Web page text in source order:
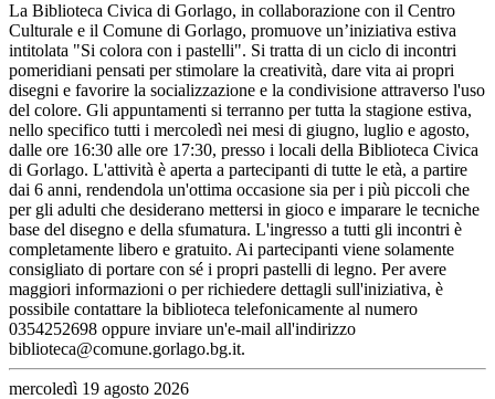
La Biblioteca Civica di Gorlago, in collaborazione con il Centro
Culturale e il Comune di Gorlago, promuove un’iniziativa estiva
intitolata "Si colora con i pastelli". Si tratta di un ciclo di incontri
pomeridiani pensati per stimolare la creatività, dare vita ai propri
disegni e favorire la socializzazione e la condivisione attraverso l'uso
del colore. Gli appuntamenti si terranno per tutta la stagione estiva,
nello specifico tutti i mercoledì nei mesi di giugno, luglio e agosto,
dalle ore 16:30 alle ore 17:30, presso i locali della Biblioteca Civica
di Gorlago. L'attività è aperta a partecipanti di tutte le età, a partire
dai 6 anni, rendendola un'ottima occasione sia per i più piccoli che
per gli adulti che desiderano mettersi in gioco e imparare le tecniche
base del disegno e della sfumatura. L'ingresso a tutti gli incontri è
completamente libero e gratuito. Ai partecipanti viene solamente
consigliato di portare con sé i propri pastelli di legno. Per avere
maggiori informazioni o per richiedere dettagli sull'iniziativa, è
possibile contattare la biblioteca telefonicamente al numero
0354252698 oppure inviare un'e-mail all'indirizzo
biblioteca@comune.gorlago.bg.it.
mercoledì 19 agosto 2026